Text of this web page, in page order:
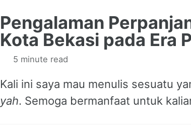
Pengalaman
Kota Bekasi pada Era
5 minute read
Kali ini saya mau menulis sesuatu
yah. Semoga bermanfaat untuk